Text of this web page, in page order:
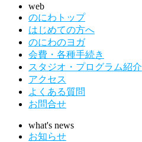
web
のにわトップ
はじめての方へ
のにわのヨガ
会費・各種手続き
スタジオ・プログラム紹介
アクセス
よくある質問
お問合せ
what's news
お知らせ